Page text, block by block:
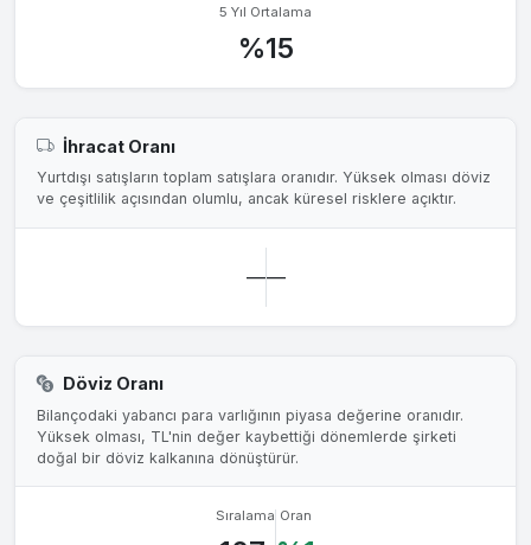
5 Yıl Ortalama
%15
İhracat Oranı
Yurtdışı satışların toplam satışlara oranıdır. Yüksek olması döviz
ve çeşitlilik açısından olumlu, ancak küresel risklere açıktır.
——
Döviz Oranı
Bilançodaki yabancı para varlığının piyasa değerine oranıdır.
Yüksek olması, TL'nin değer kaybettiği dönemlerde şirketi
doğal bir döviz kalkanına dönüştürür.
Sıralama Oran